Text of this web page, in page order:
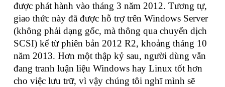
được phát hành vào tháng 3 năm 2012. Tương tự,
giao thức này đã được hỗ trợ trên Windows Server
(không phải dạng gốc, mà thông qua chuyển dịch
SCSI) kể từ phiên bản 2012 R2, khoảng tháng 10
năm 2013. Hơn một thập kỷ sau, người dùng vẫn
đang tranh luận liệu Windows hay Linux tốt hơn
cho việc lưu trữ, vì vậy chúng tôi nghĩ mình sẽ